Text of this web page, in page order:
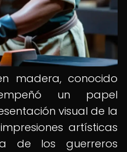
madera, conocido
un papel
visual de la
artísticas
de los guerreros